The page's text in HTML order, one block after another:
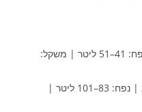
– מידות: 55×38×23(27) ס”מ | נפח: 41–51 ליטר | משקל:
– מידות: 73×43×28.5(54.5) ס”מ | נפח: 83–101 ליטר |